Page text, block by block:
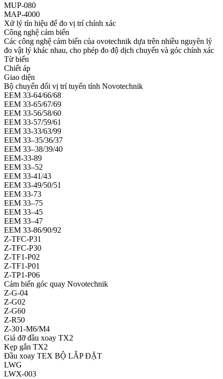
MUP-080
MAP-4000
Xử lý tín hiệu để đo vị trí chính xác
Công nghệ cảm biến
Các công nghệ cảm biến của ovotechnik dựa trên nhiều nguyên lý
đo vật lý khác nhau, cho phép đo độ dịch chuyển và góc chính xác
Từ biến
Chiết áp
Giao diện
Bộ chuyển đổi vị trí tuyến tính Novotechnik
EEM 33-64/66/68
EEM 33-65/67/69
EEM 33-56/58/60
EEM 33-57/59/61
EEM 33-33/63/99
EEM 33–35/36/37
EEM 33–38/39/40
EEM-33-89
EEM 33–52
EEM 33-41/43
EEM 33-49/50/51
EEM 33-73
EEM 33–75
EEM 33–45
EEM 33–47
EEM 33-86/90/92
Z-TFC-P31
Z-TFC-P30
Z-TF1-P02
Z-TF1-P01
Z-TP1-P06
Cảm biến góc quay Novotechnik
Z-G-04
Z-G02
Z-G60
Z-R50
Z-301-M6/M4
Giá đỡ đầu xoay TX2
Kẹp gắn TX2
Đầu xoay TEX BỘ LẮP ĐẶT
LWG
LWX-003